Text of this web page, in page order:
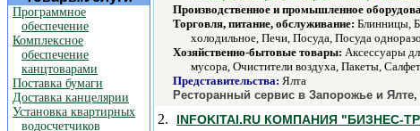
Программное
обеспечение
Комплексное
обеспечение
канцтоварами
Поставка бумаги
Доставка канцелярии
Установка квартирных
водосчетчиков
Производственное и промышленное
Торговля, питание, обслуживание: Блинницы,
холодильное, Печи, Посуда, Посуда
Хозяйственно-бытовые товары: Аксессуары
мусора, Очистители воздуха, Пакеты,
Представительства: Ялта
Ресторанный сервис в Запорожье и
2. INFOKITAI.RU КОМПАНИЯ "БИЗНЕС-